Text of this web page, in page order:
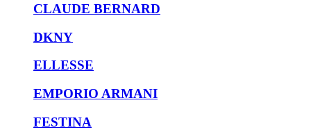
CLAUDE BERNARD
DKNY
ELLESSE
EMPORIO ARMANI
FESTINA